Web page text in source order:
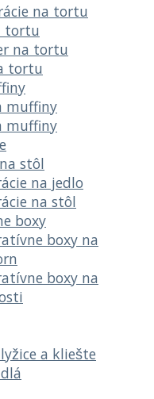
na tortu
tortu
na tortu
tortu
muffiny
muffiny
stôl
na jedlo
na stôl
boxy
boxy na
boxy na
a kliešte